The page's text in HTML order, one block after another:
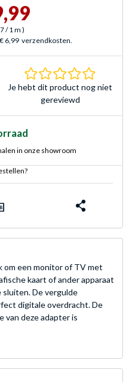
/ 1 m )
€ 6,99 verzendkosten.
Je hebt dit product nog niet
gereviewd
in onze showroom
om een monitor of TV met
kaart of ander apparaat
De vergulde
digitale overdracht. De
van deze adapter is